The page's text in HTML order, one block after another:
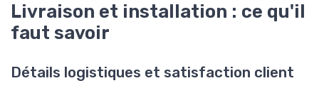
Livraison et installation : ce qu'il
faut savoir
Détails logistiques et satisfaction client